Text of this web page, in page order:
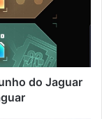
do Jaguar